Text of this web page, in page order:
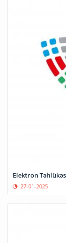
Elektron
27-01-2025